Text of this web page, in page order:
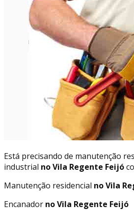
Está precisando de manutenção
industrial no Vila Regente Feijó
Manutenção residencial no Vila
Encanador no Vila Regente Feijó